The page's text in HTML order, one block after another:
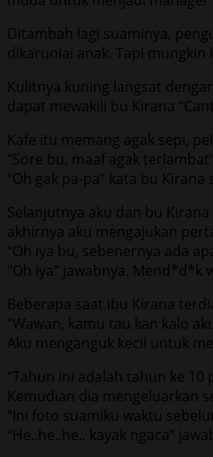
Ditambah lagi suaminya,
dikaruniai anak. Tapi
Kulitnya kuning langsat
dapat mewakili bu Kirana
Kafe itu memang agak sepi,
“Sore bu, maaf agak
“Oh gak pa-pa” kata bu
Selanjutnya aku dan bu
akhirnya aku mengajukan
“Oh iya bu, sebenernya ada
“Oh iya” jawabnya. Mend*d*k
Beberapa saat ibu Kirana
“Wawan, kamu tau kan kalo
Aku menganguk kecil untuk
“Tahun ini adalah tahun ke 10
Kemudian dia mengeluarkan
“Ini foto suamiku waktu
“He..he..he.. kayak ngaca”